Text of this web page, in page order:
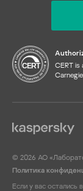
CERT is
© 2026 АО
Политика
Если у вас остались